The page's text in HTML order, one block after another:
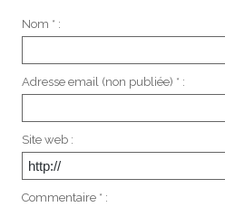
Nom * :
Adresse email (non publiée) * :
Site web :
Commentaire * :